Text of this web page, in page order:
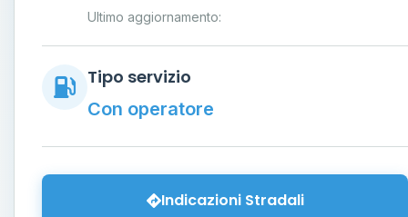
Ultimo aggiornamento:
Tipo servizio
Con operatore
Indicazioni Stradali